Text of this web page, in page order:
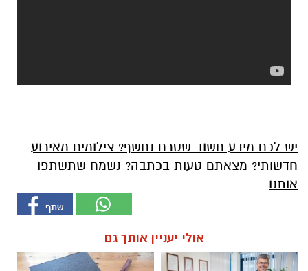
יש לכם מידע חשוב שטרם נחשף? צילומים מאירוע
חדשותי? מצאתם טעות בכתבה? נשמח שתשתפו
אותנו
אולי יעניין אותך גם